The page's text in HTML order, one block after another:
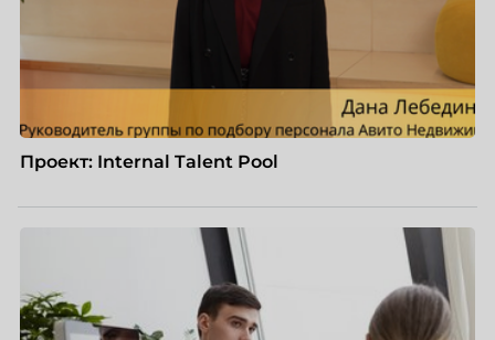
Проект: Internal Talent Pool